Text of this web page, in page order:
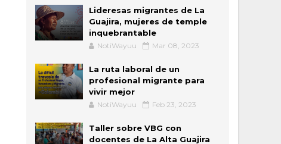
Lideresas migrantes de La
Guajira, mujeres de temple
inquebrantable
NotiWayuu Mar 08, 2023
La ruta laboral de un
profesional migrante para
vivir mejor
NotiWayuu Feb 23, 2023
Taller sobre VBG con
docentes de La Alta Guajira